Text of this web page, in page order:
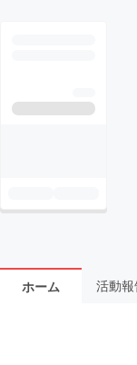
ホーム 活動